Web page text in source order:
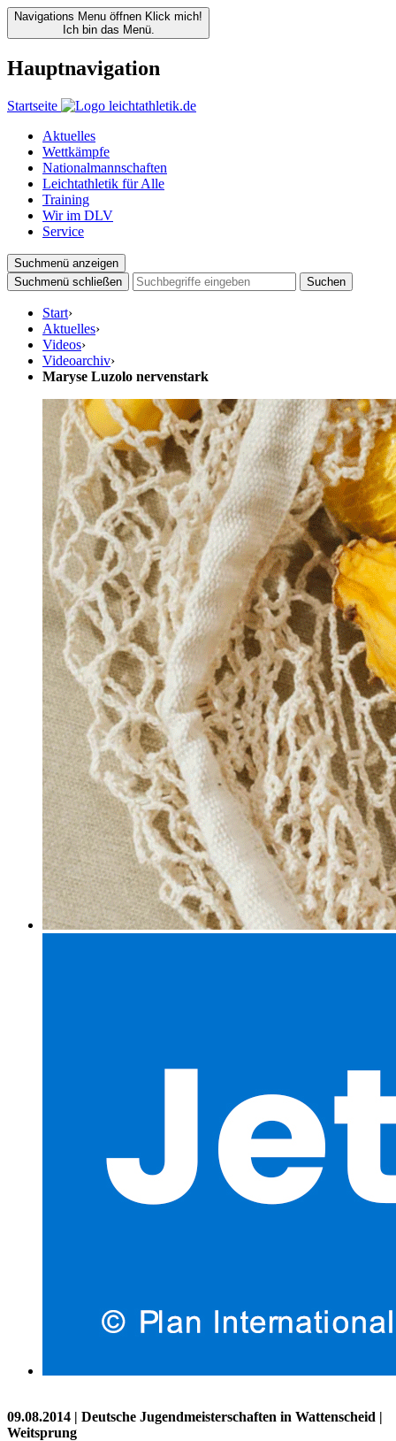
Navigations Menu öffnen Klick mich!
Ich bin das Menü.
Hauptnavigation
Startseite
Aktuelles
Wettkämpfe
Nationalmannschaften
Leichtathletik für Alle
Training
Wir im DLV
Service
Suchmenü anzeigen
Suchmenü schließen
Suchen
Start›
Aktuelles›
Videos›
Videoarchiv›
Maryse Luzolo nervenstark
09.08.2014 | Deutsche Jugendmeisterschaften in Wattenscheid |
Weitsprung